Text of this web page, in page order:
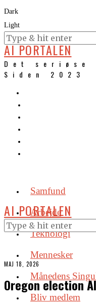
Dark
Light
KURSER
AI PORTALEN
Det seriøse
Siden 2023
Samfund
Arbejde
Teknologi
Mennesker
Månedens
Bliv medlem
AI PORTALEN
MAJ 18, 2026
Oregon election